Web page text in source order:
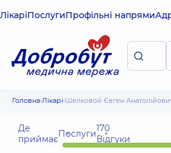
ЛікаріПослугиПрофільні напрями
Головна Лікарі Шелковой Євген
Де
приймаєПослуги170
Відгуки